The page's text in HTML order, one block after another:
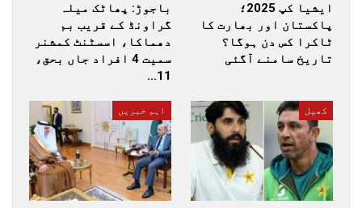
ایشیا کپ 2025؛
پاکستان اور بھارت کا
ٹاکرا کس دن ہوگا؟
تاریخ سامنے آگئی
باجوڑ: پھاٹک میلہ
گراونڈ کے قریب بم
دھماکا، اسسٹنٹ کمشنر
سمیت 4 افراد جاں بحق،
11…
کھیل اہم خبریں